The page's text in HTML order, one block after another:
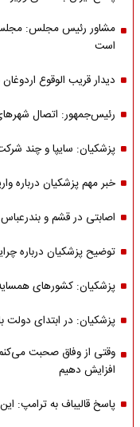
مشاور رئیس مجلس:
است
دیدار قریب الوقوع
رئیس‌جمهور: اتصال
پزشکیان: سایپا و چند
خبر مهم پزشکیان درباره
اصابتی در قشم و بندرعباس
توضیح پزشکیان درباره
پزشکیان: کشورهای
پزشکیان: در ابتدای دولت
وقتی از وفاق صحبت
افزایش دهیم
پاسخ قالیباف به ترامپ: